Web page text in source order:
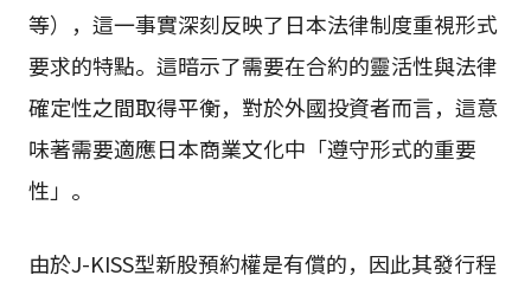
等），這一事實深刻反映了日本法律制度重視形式
要求的特點。這暗示了需要在合約的靈活性與法律
確定性之間取得平衡，對於外國投資者而言，這意
味著需要適應日本商業文化中「遵守形式的重要
性」。
由於J-KISS型新股預約權是有償的，因此其發行程